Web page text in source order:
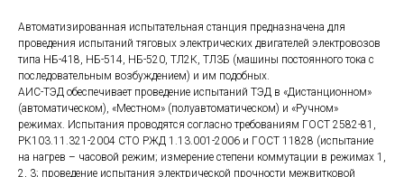
Автоматизированная испытательная станция предназначена для
проведения испытаний тяговых электрических двигателей электровозов
типа НБ-418, НБ-514, НБ-520, ТЛ2К, ТЛ3Б (машины постоянного тока с
последовательным возбуждением) и им подобных.
АИС-ТЭД обеспечивает проведение испытаний ТЭД в «Дистанционном»
(автоматическом), «Местном» (полуавтоматическом) и «Ручном»
режимах. Испытания проводятся согласно требованиям ГОСТ 2582-81,
РК103.11.321-2004 СТО РЖД 1.13.001-2006 и ГОСТ 11828 (испытание
на нагрев – часовой режим; измерение степени коммутации в режимах 1,
2, 3; проведение испытания электрической прочности межвитковой